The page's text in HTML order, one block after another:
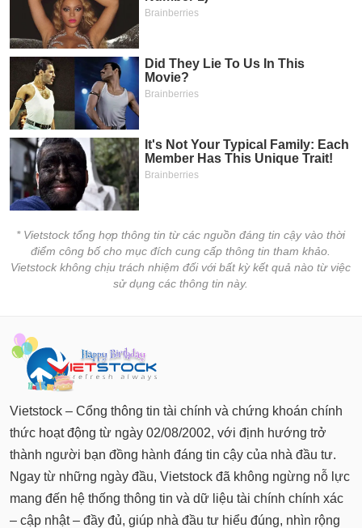
* Vietstock tổng hợp thông tin từ các nguồn đáng tin cậy vào thời
điểm công bố cho mục đích cung cấp thông tin tham khảo.
Vietstock không chịu trách nhiệm đối với bất kỳ kết quả nào từ việc
sử dụng các thông tin này.
Vietstock – Cổng thông tin tài chính và chứng khoán chính
thức hoạt động từ ngày 02/08/2002, với định hướng trở
thành người bạn đồng hành đáng tin cậy của nhà đầu tư.
Ngay từ những ngày đầu, Vietstock đã không ngừng nỗ lực
mang đến hệ thống thông tin và dữ liệu tài chính chính xác
– cập nhật – đầy đủ, giúp nhà đầu tư hiểu đúng, nhìn rộng